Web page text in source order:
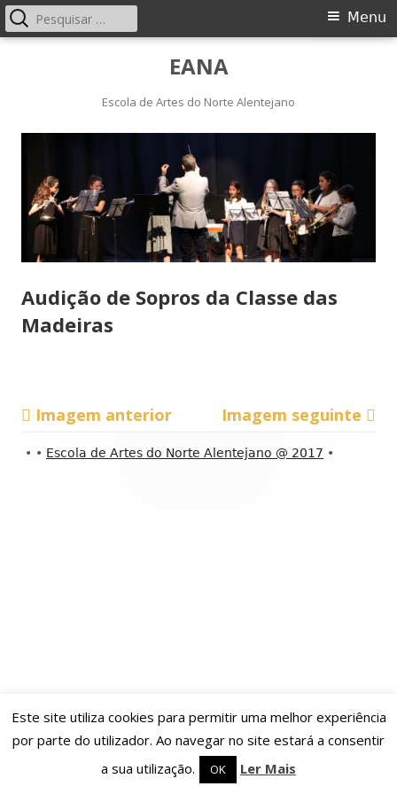
EANA
Escola de Artes do Norte Alentejano
Menu
principal
Menu
Pesquisar
por:
Audição de Sopros da Classe das
Madeiras
Imagem anterior Imagem seguinte
Conteúdo
• • Escola de Artes do Norte Alentejano @ 2017 •
Este site utiliza cookies para permitir uma melhor experiência
por parte do utilizador. Ao navegar no site estará a consentir
a sua utilização.
OK Ler Mais